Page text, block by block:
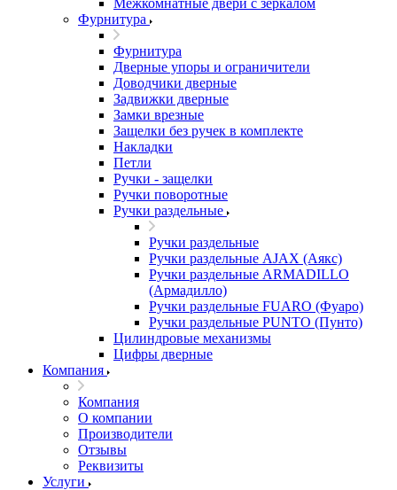
Фурнитура
Фурнитура
Дверные упоры и ограничители
Доводчики дверные
Задвижки дверные
Замки врезные
Защелки без ручек в комплекте
Накладки
Петли
Ручки - защелки
Ручки поворотные
Ручки раздельные
Ручки раздельные
Ручки раздельные AJAX (Аякс)
Ручки раздельные ARMADILLO
(Армадилло)
Ручки раздельные FUARO (Фуаро)
Ручки раздельные PUNTO (Пунто)
Цилиндровые механизмы
Цифры дверные
Компания
Компания
О компании
Производители
Отзывы
Реквизиты
Услуги